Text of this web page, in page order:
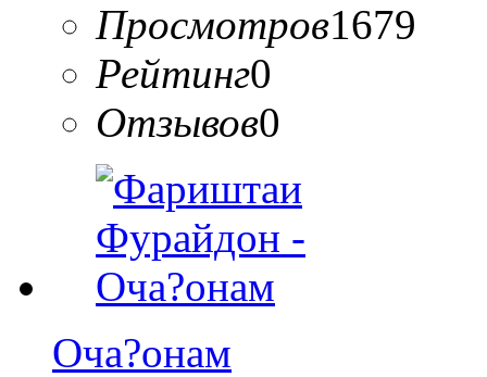
Просмотров1679
Рейтинг0
Отзывов0
Оча?онам